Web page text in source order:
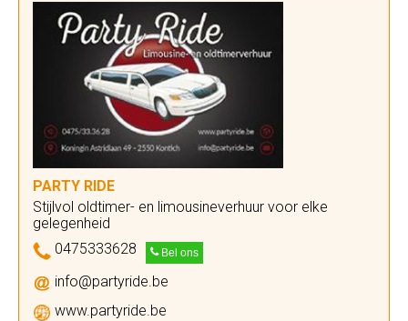
PARTY RIDE
Stijlvol oldtimer- en limousineverhuur voor elke
gelegenheid
0475333628
Bel ons
info@partyride.be
www.partyride.be